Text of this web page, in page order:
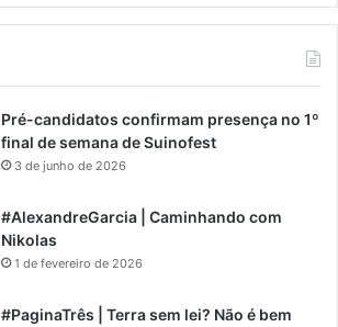
Pré-candidatos confirmam presença no 1º
final de semana de Suinofest
3 de junho de 2026
#AlexandreGarcia | Caminhando com
Nikolas
1 de fevereiro de 2026
#PaginaTrês | Terra sem lei? Não é bem